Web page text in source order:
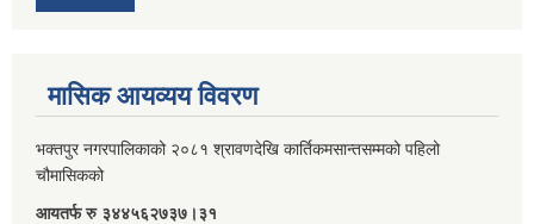
मासिक आयव्यय विवरण
भक्तपुर नगरपालिकाको २०८१ श्रावणदेखि कार्तिकमसान्तसम्मको पहिलो
चौमासिकको
आयतर्फ रु‌ ३४४५६२७३७।३१